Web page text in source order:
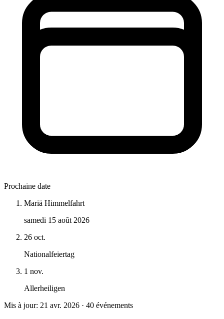
Prochaine date
Mariä Himmelfahrt
samedi 15 août 2026
26 oct.
Nationalfeiertag
1 nov.
Allerheiligen
Mis à jour: 21 avr. 2026 · 40 événements